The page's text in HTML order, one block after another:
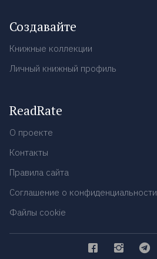
Создавайте
Книжные коллекции
Личный книжный профиль
ReadRate
О проекте
Контакты
Правила сайта
Соглашение о конфиденциальности
Файлы cookie